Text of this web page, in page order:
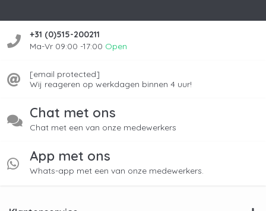
+31 (0)515-200211
Ma-Vr 09:00 -17:00 Open
[email protected]
Wij reageren op werkdagen binnen 4 uur!
Chat met ons
Chat met een van onze medewerkers
App met ons
Whats-app met een van onze medewerkers.